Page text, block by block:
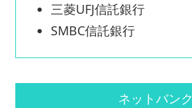
三菱UFJ信託銀行
SMBC信託銀行
ネットバンク